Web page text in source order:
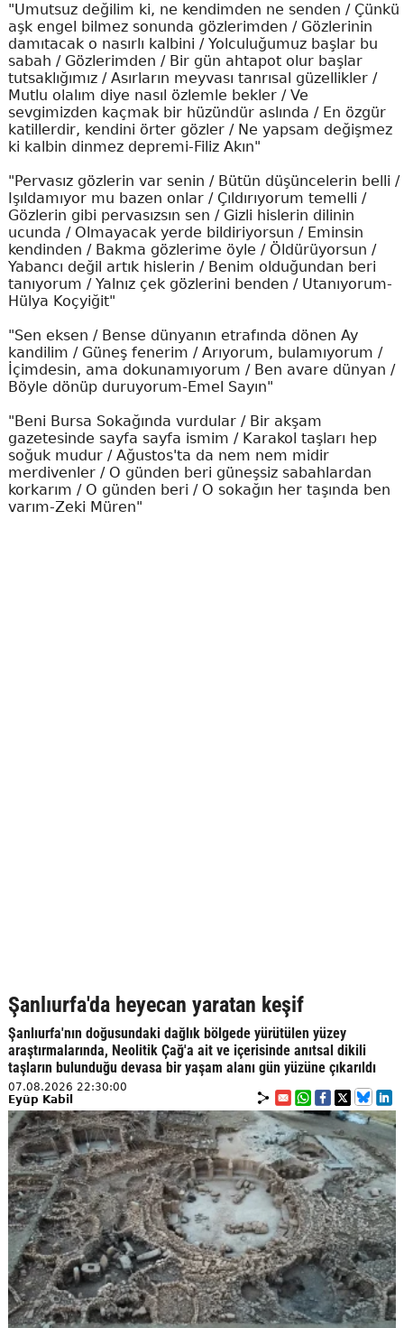
"Umutsuz değilim ki, ne kendimden ne senden / Çünkü
aşk engel bilmez sonunda gözlerimden / Gözlerinin
damıtacak o nasırlı kalbini / Yolculuğumuz başlar bu
sabah / Gözlerimden / Bir gün ahtapot olur başlar
tutsaklığımız / Asırların meyvası tanrısal güzellikler /
Mutlu olalım diye nasıl özlemle bekler / Ve
sevgimizden kaçmak bir hüzündür aslında / En özgür
katillerdir, kendini örter gözler / Ne yapsam değişmez
ki kalbin dinmez depremi-Filiz Akın"
"Pervasız gözlerin var senin / Bütün düşüncelerin belli /
Işıldamıyor mu bazen onlar / Çıldırıyorum temelli /
Gözlerin gibi pervasızsın sen / Gizli hislerin dilinin
ucunda / Olmayacak yerde bildiriyorsun / Eminsin
kendinden / Bakma gözlerime öyle / Öldürüyorsun /
Yabancı değil artık hislerin / Benim olduğundan beri
tanıyorum / Yalnız çek gözlerini benden / Utanıyorum-
Hülya Koçyiğit"
"Sen eksen / Bense dünyanın etrafında dönen Ay
kandilim / Güneş fenerim / Arıyorum, bulamıyorum /
İçimdesin, ama dokunamıyorum / Ben avare dünyan /
Böyle dönüp duruyorum-Emel Sayın"
"Beni Bursa Sokağında vurdular / Bir akşam
gazetesinde sayfa sayfa ismim / Karakol taşları hep
soğuk mudur / Ağustos'ta da nem nem midir
merdivenler / O günden beri güneşsiz sabahlardan
korkarım / O günden beri / O sokağın her taşında ben
varım-Zeki Müren"
Şanlıurfa'da heyecan yaratan keşif
Şanlıurfa'nın doğusundaki dağlık bölgede yürütülen yüzey
araştırmalarında, Neolitik Çağ'a ait ve içerisinde anıtsal dikili
taşların bulunduğu devasa bir yaşam alanı gün yüzüne çıkarıldı
07.08.2026 22:30:00
Eyüp Kabil